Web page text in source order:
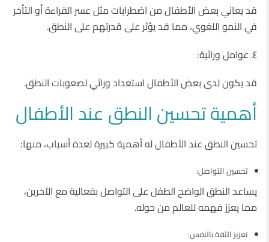
قد يعاني بعض الأطفال من اضطرابات مثل عسر القراءة أو التأخر
في النمو اللغوي، مما قد يؤثر على قدرتهم على النطق.
٤. عوامل وراثية:
قد يكون لدى بعض الأطفال استعداد وراثي لصعوبات النطق.
أهمية تحسين النطق عند الأطفال
تحسين النطق عند الأطفال له أهمية كبيرة لعدة أسباب، منها:
تحسين التواصل:
يساعد النطق الواضح الطفل على التواصل بفعالية مع الآخرين،
مما يعزز فهمه للعالم من حوله.
تعزيز الثقة بالنفس: